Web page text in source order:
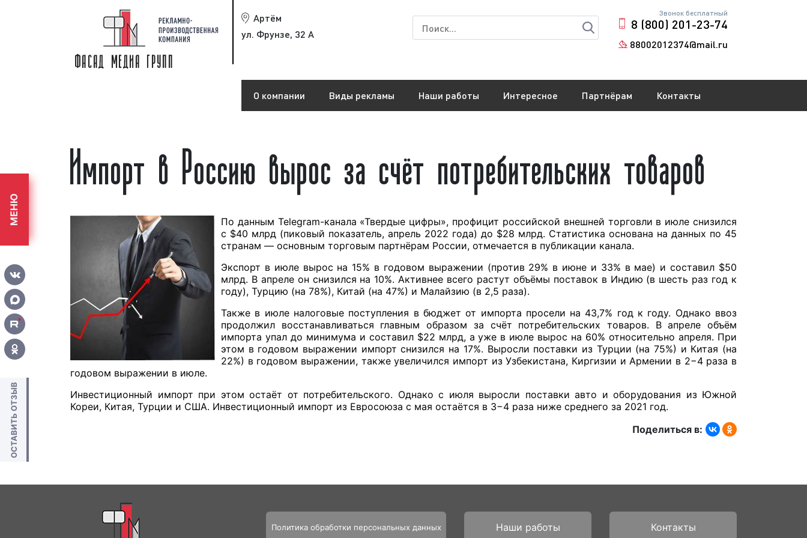
Артём
ул. Фрунзе, 32 А
Звонок бесплатный
8 (800) 201-23-74
88002012374@mail.ru
О компании Виды рекламы Наши работы Интересное Партнёрам Контакты
Импорт в Россию вырос за счёт потребительских товаров
По данным Telegram-канала «Твердые цифры», профицит российской внешней торговли в июле снизился
с $40 млрд (пиковый показатель, апрель 2022 года) до $28 млрд. Статистика основана на данных по 45
странам — основным торговым партнёрам России, отмечается в публикации канала.
Экспорт в июле вырос на 15% в годовом выражении (против 29% в июне и 33% в мае) и составил $50
млрд. В апреле он снизился на 10%. Активнее всего растут объёмы поставок в Индию (в шесть раз год к
году), Турцию (на 78%), Китай (на 47%) и Малайзию (в 2,5 раза).
Также в июле налоговые поступления в бюджет от импорта просели на 43,7% год к году. Однако ввоз
продолжил восстанавливаться главным образом за счёт потребительских товаров. В апреле объём
импорта упал до минимума и составил $22 млрд, а уже в июле вырос на 60% относительно апреля. При
этом в годовом выражении импорт снизился на 17%. Выросли поставки из Турции (на 75%) и Китая (на
22%) в годовом выражении, также увеличился импорт из Узбекистана, Киргизии и Армении в 2−4 раза в
годовом выражении в июле.
Инвестиционный импорт при этом остаёт от потребительского. Однако с июля выросли поставки авто и оборудования из Южной
Кореи, Китая, Турции и США. Инвестиционный импорт из Евросоюза с мая остаётся в 3−4 раза ниже среднего за 2021 год.
Поделиться в:
Политика обработки персональных данных Наши работы Контакты
МЕНЮ
ОСТАВИТЬ ОТЗЫВ